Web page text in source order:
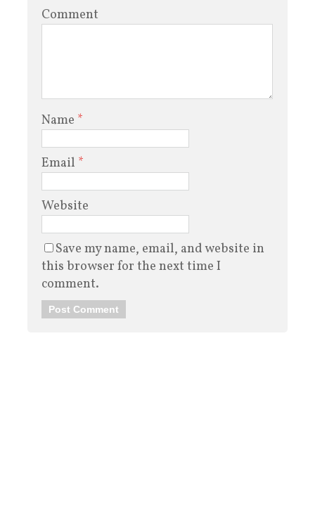
Comment
Name *
Email *
Website
Save my name, email, and website in
this browser for the next time I
comment.